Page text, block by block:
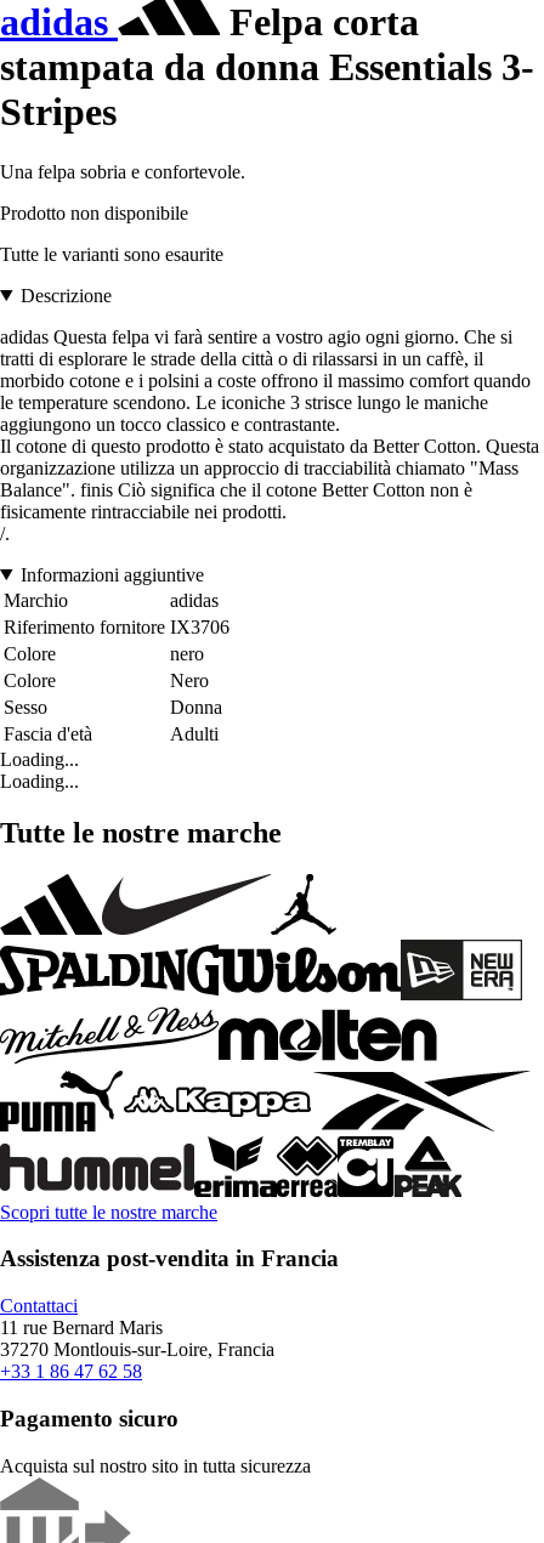
adidas
Felpa corta
stampata da donna Essentials 3-
Stripes
Una felpa sobria e confortevole.
Prodotto non disponibile
Tutte le varianti sono esaurite
Descrizione
adidas Questa felpa vi farà sentire a vostro agio ogni giorno. Che si
tratti di esplorare le strade della città o di rilassarsi in un caffè, il
morbido cotone e i polsini a coste offrono il massimo comfort quando
le temperature scendono. Le iconiche 3 strisce lungo le maniche
aggiungono un tocco classico e contrastante.
Il cotone di questo prodotto è stato acquistato da Better Cotton. Questa
organizzazione utilizza un approccio di tracciabilità chiamato "Mass
Balance". finis Ciò significa che il cotone Better Cotton non è
fisicamente rintracciabile nei prodotti.
/.
Informazioni aggiuntive
Marchio
adidas
Riferimento fornitore IX3706
Colore
nero
Colore
Nero
Sesso
Donna
Fascia d'età
Adulti
Loading...
Loading...
Tutte le nostre marche
Scopri tutte le nostre marche
Assistenza post-vendita in Francia
Contattaci
11 rue Bernard Maris
37270 Montlouis-sur-Loire, Francia
+33 1 86 47 62 58
Pagamento sicuro
Acquista sul nostro sito in tutta sicurezza